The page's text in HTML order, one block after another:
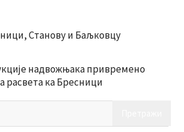
Станову и Баљковцу
надвожњака привремено
расвета ка Бресници